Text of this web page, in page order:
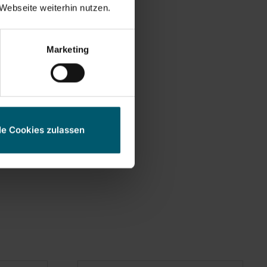
weiterhin nutzen.
Marketing
Cookies zulassen